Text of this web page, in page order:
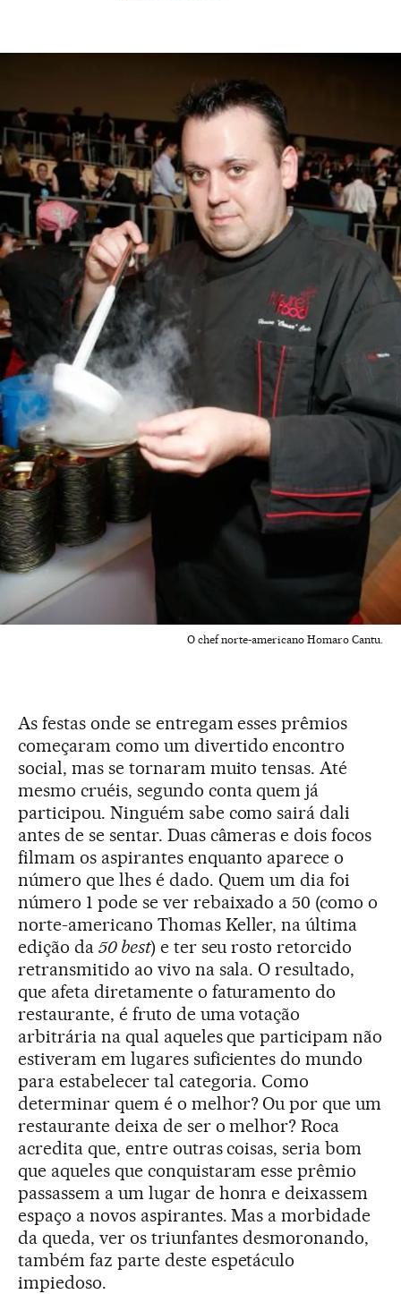
O chef norte-americano Homaro Cantu.
As festas onde se entregam esses prêmios
começaram como um divertido encontro
social, mas se tornaram muito tensas. Até
mesmo cruéis, segundo conta quem já
participou. Ninguém sabe como sairá dali
antes de se sentar. Duas câmeras e dois focos
filmam os aspirantes enquanto aparece o
número que lhes é dado. Quem um dia foi
número 1 pode se ver rebaixado a 50 (como o
norte-americano Thomas Keller, na última
edição da 50 best) e ter seu rosto retorcido
retransmitido ao vivo na sala. O resultado,
que afeta diretamente o faturamento do
restaurante, é fruto de uma votação
arbitrária na qual aqueles que participam não
estiveram em lugares suficientes do mundo
para estabelecer tal categoria. Como
determinar quem é o melhor? Ou por que um
restaurante deixa de ser o melhor? Roca
acredita que, entre outras coisas, seria bom
que aqueles que conquistaram esse prêmio
passassem a um lugar de honra e deixassem
espaço a novos aspirantes. Mas a morbidade
da queda, ver os triunfantes desmoronando,
também faz parte deste espetáculo
impiedoso.